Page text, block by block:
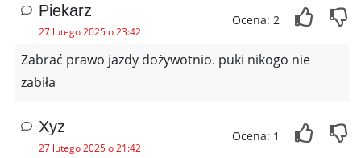
Piekarz
27 lutego 2025 o 23:42
Ocena: 2
Zabrać prawo jazdy dożywotnio. puki nikogo nie
zabiła
Xyz
27 lutego 2025 o 21:42
Ocena: 1